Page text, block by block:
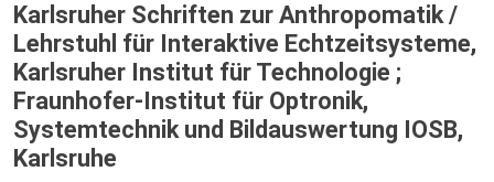
Karlsruher Schriften zur Anthropomatik /
Lehrstuhl für Interaktive Echtzeitsysteme,
Karlsruher Institut für Technologie ;
Fraunhofer-Institut für Optronik,
Systemtechnik und Bildauswertung IOSB,
Karlsruhe